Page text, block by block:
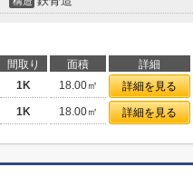
間取り 面積 詳細
1K 18.00㎡ 詳細を見る
1K 18.00㎡ 詳細を見る